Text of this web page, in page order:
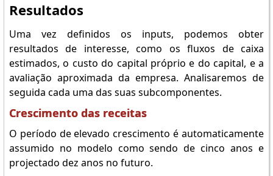
Resultados
Uma vez definidos os inputs, podemos obter
resultados de interesse, como os fluxos de caixa
estimados, o custo do capital próprio e do capital, e a
avaliação aproximada da empresa. Analisaremos de
seguida cada uma das suas subcomponentes.
Crescimento das receitas
O período de elevado crescimento é automaticamente
assumido no modelo como sendo de cinco anos e
projectado dez anos no futuro.